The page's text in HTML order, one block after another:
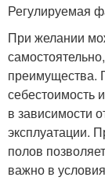
Регулируемая
При желании
преимущества.
себестоимость
в зависимости
эксплуатации.
полов
важно в